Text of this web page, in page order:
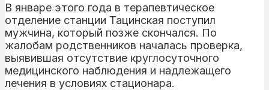
В январе этого года в терапевтическое
отделение станции Тацинская поступил
мужчина, который позже скончался. По
жалобам родственников началась проверка,
выявившая отсутствие круглосуточного
медицинского наблюдения и надлежащего
лечения в условиях стационара.